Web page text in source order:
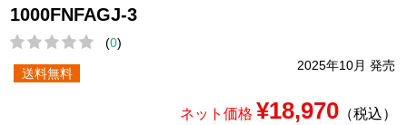
1000FNFAGJ-3
(0)
2025年10月 発売
送料無料
ネット価格 ¥18,970（税込）